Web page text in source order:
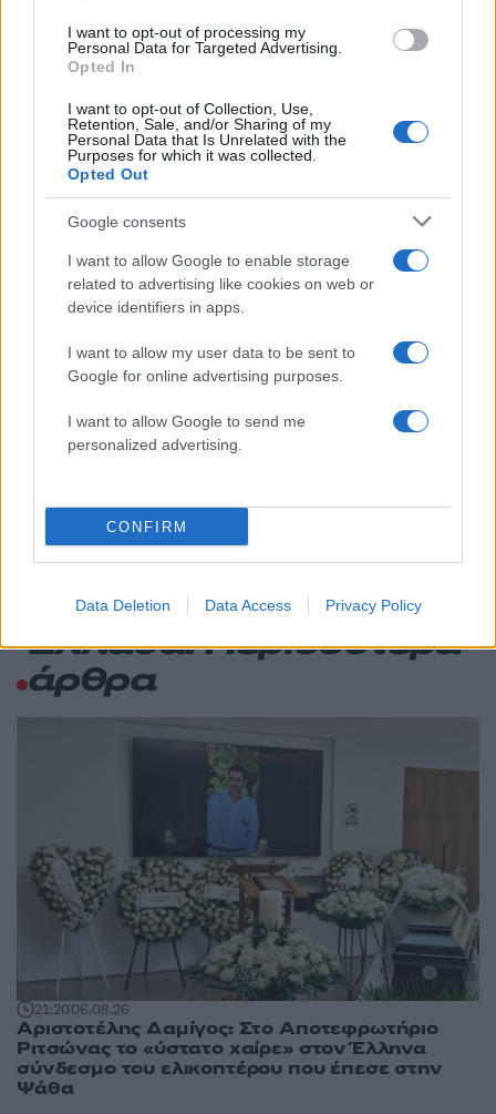
I want to opt-out of processing my
Personal Data for Targeted Advertising.
Opted In
I want to opt-out of Collection, Use,
Retention, Sale, and/or Sharing of my
Personal Data that Is Unrelated with the
Purposes for which it was collected.
Opted Out
Google consents
I want to allow Google to enable storage
related to advertising like cookies on web or
device identifiers in apps.
I want to allow my user data to be sent to
Google for online advertising purposes.
I want to allow Google to send me
personalized advertising.
CONFIRM
Data Deletion Data Access Privacy Policy
Πιο σχολιασμένα
Μητσοτάκης στην υπογραφή συμφωνίας
για την ηλεκτρική διασύνδεση Ελλάδας –
Κύπρου: «Ισχυρή ψήφος εμπιστοσύνης» η
είσοδος της Meridiam στην GSI
127 Canadair 515: Οι πρώτες εικόνες από την
κατασκευή του αεροσκάφους που θα
επιχειρεί και τη νύχτα στα μέτωπα της
φωτιάς
Αυγερινός, Μουτσάτσου και ακόμη 20
πρώην στελέχη κατά Καρυστιανού: «Δεν
«συγκεντρωτικό μοντέλο»
Το πολωμένο μελτέμι που τροφοδότησε
τις φωτιές σε Αττική και Βοιωτία: «Από τα
ισχυρότερα επεισόδια των τελευταίων 50
χρόνων»
Ξεκίνησε η αυτοψία στα καμένα σπίτια
Ελλάδα: Περισσότερα
άρθρα
21:2006.08.26
Αριστοτέλης Δαμίγος: Στο Αποτεφρωτήριο
Ριτσώνας το «ύστατο χαίρε» στον Έλληνα
σύνδεσμο του ελικοπτέρου που έπεσε στην
Ψάθα